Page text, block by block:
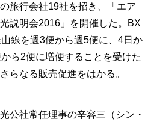
旅行会社19社を招き、「エア
説明会2016」を開催した。BX
線を週3便から週5便に、4日か
ら2便に増便することを受けた
らなる販売促進をはかる。
公社常任理事の辛容三（シン・